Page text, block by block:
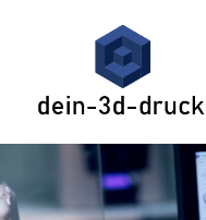
content